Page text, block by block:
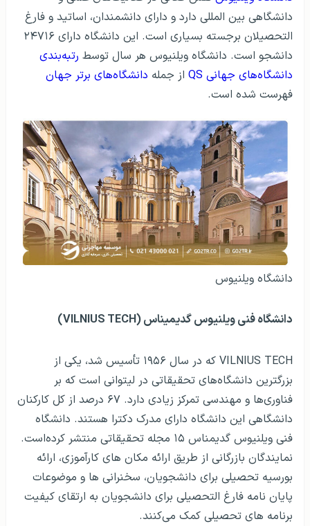
دانشگاهی بین المللی دارد و دارای دانشمندان، اساتید و فارغ
التحصیلان برجسته بسیاری است. این دانشگاه دارای ۲۴۷۱۶
دانشجو است. دانشگاه ویلنیوس هر سال توسط رتبه‌بندی
دانشگاه‌های جهانی QS
از جمله دانشگاه‌های برتر جهان
فهرست شده است.
دانشگاه ویلنیوس
دانشگاه فنی ویلنیوس گدیمیناس (VILNIUS TECH)
VILNIUS TECH که در سال ۱۹۵۶ تأسیس شد، یکی از
بزرگترین دانشگاه‌های تحقیقاتی در لیتوانی است که بر
فناوری‌ها و مهندسی تمرکز زیادی دارد. ۶۷ درصد از کل کارکنان
دانشگاهی این دانشگاه دارای مدرک دکترا هستند. دانشگاه
فنی ویلنیوس گدیمناس ۱۵ مجله تحقیقاتی منتشر کرده‌است.
نمایندگان بازرگانی از طریق ارائه مکان های کارآموزی، ارائه
بورسیه تحصیلی برای دانشجویان، سخنرانی ها و موضوعات
پایان نامه فارغ التحصیلی برای دانشجویان به ارتقای کیفیت
برنامه های تحصیلی کمک می‌کنند.